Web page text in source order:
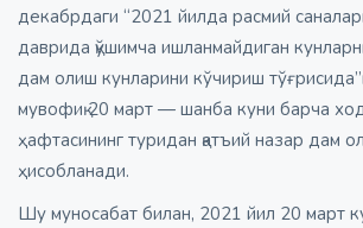
декабрдаги “2021 йилда расмий
даврида қўшимча ишланмайдиган
дам олиш кунларини кўчириш
мувофиқ 20 март — шанба куни барча
ҳафтасининг туридан қатъий назар дам
ҳисобланади.
Шу муносабат билан, 2021 йил 20 март